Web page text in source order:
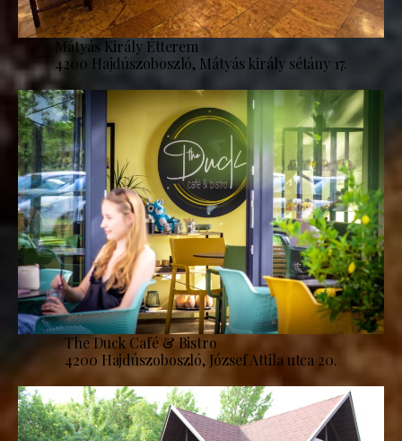
Mátyás Király Étterem
4200 Hajdúszoboszló, Mátyás király sétány 17.
The Duck Café & Bistro
4200 Hajdúszoboszló, József Attila utca 20.